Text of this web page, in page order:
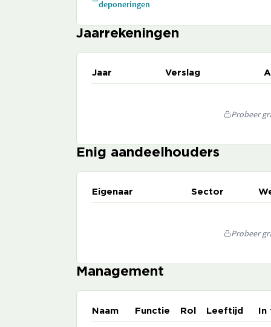
deponeringen
Jaarrekeningen
Jaar Verslag
Probeer
Enig aandeelhouders
Eigenaar Sector
Probeer
Management
Naam Functie Rol Leeftijd